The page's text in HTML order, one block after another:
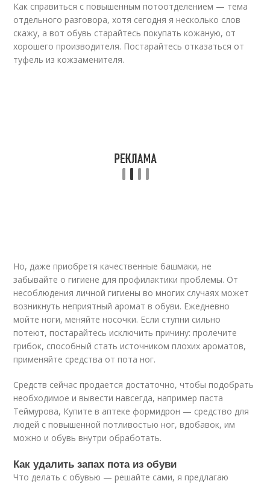
Как справиться с повышенным потоотделением — тема
отдельного разговора, хотя сегодня я несколько слов
скажу, а вот обувь старайтесь покупать кожаную, от
хорошего производителя. Постарайтесь отказаться от
туфель из кожзаменителя.
Но, даже приобретя качественные башмаки, не
забывайте о гигиене для профилактики проблемы. От
несоблюдения личной гигиены во многих случаях может
возникнуть неприятный аромат в обуви. Ежедневно
мойте ноги, меняйте носочки. Если ступни сильно
потеют, постарайтесь исключить причину: пролечите
грибок, способный стать источником плохих ароматов,
применяйте средства от пота ног.
Средств сейчас продается достаточно, чтобы подобрать
необходимое и вывести навсегда, например паста
Теймурова, Купите в аптеке формидрон — средство для
людей с повышенной потливостью ног, вдобавок, им
можно и обувь внутри обработать.
Как удалить запах пота из обуви
Что делать с обувью — решайте сами, я предлагаю